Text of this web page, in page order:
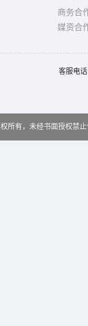
商务合
媒资合
客服电
权所有，未经书面授权